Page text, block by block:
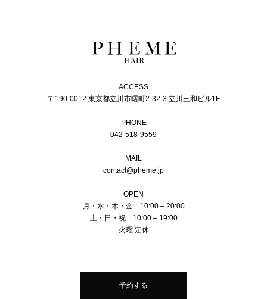
ACCESS
〒190-0012 東京都立川市曙町2-32-3 立川三和ビル1F
PHONE
042-518-9559
MAIL
contact@pheme.jp
OPEN
月・水・木・金 10:00 – 20:00
土・日・祝 10:00 – 19:00
火曜 定休
予約する